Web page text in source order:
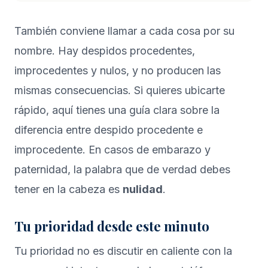
También conviene llamar a cada cosa por su
nombre. Hay despidos procedentes,
improcedentes y nulos, y no producen las
mismas consecuencias. Si quieres ubicarte
rápido, aquí tienes una guía clara sobre la
diferencia entre despido procedente e
improcedente. En casos de embarazo y
paternidad, la palabra que de verdad debes
tener en la cabeza es nulidad.
Tu prioridad desde este minuto
Tu prioridad no es discutir en caliente con la